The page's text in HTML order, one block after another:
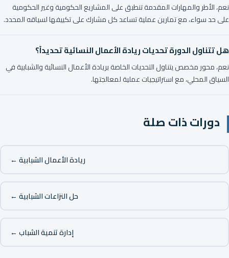
نعم، الأطر والمهارات المقدمة تنطبق على المشاريع الحكومية وغير الحكومية
على حد سواء، مع تمارين عملية تساعد كل مشارك على تكييفها لسياقه المحدد.
هل تتناول الدورة تحديات ريادة الأعمال النسائية تحديداً؟
نعم، محور مخصص يتناول التحديات الخاصة بريادة الأعمال النسائية والشبابية في
السياق المحلي، مع استراتيجيات عملية لمعالجتها.
دورات ذات صلة
ريادة الأعمال الشبابية ←
حل النزاعات الشبابية ←
إدارة تنمية الشباب ←